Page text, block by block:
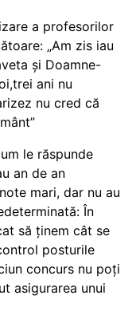
a profesorilor
„Am zis iau
și Doamne-
ani nu
nu cred că
le răspunde
an de an
mari, dar nu au
În
să ținem cât se
posturile
concurs nu poți
asigurarea unui